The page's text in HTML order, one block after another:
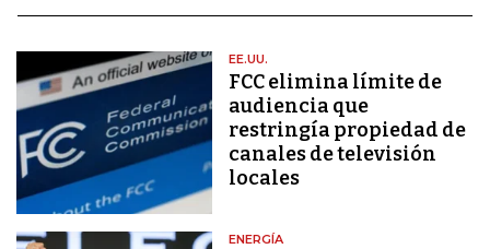
EE.UU.
FCC elimina límite de
audiencia que
restringía propiedad de
canales de televisión
locales
ENERGÍA